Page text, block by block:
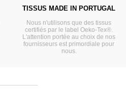
TISSUS MADE IN PORTUGAL
Nous n'utilisons que des tissus
certifiés par le label Oeko-Tex®.
L'attention portée au choix de nos
fournisseurs est primordiale pour
nous.